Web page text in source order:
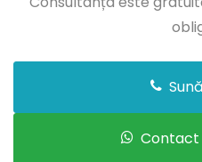
Contact